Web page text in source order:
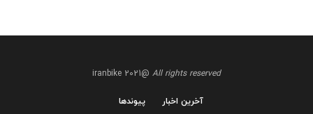
All rights reserved
@iranbike 2021
پیوندها آخرین اخبار